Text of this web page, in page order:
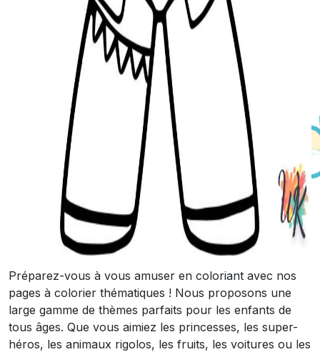
Préparez-vous à vous amuser en coloriant avec nos
pages à colorier thématiques ! Nous proposons une
large gamme de thèmes parfaits pour les enfants de
tous âges. Que vous aimiez les princesses, les super-
héros, les animaux rigolos, les fruits, les voitures ou les